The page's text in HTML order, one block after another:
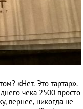
«Нет. Это тартар».
чека 2500 просто
вернее, никогда не